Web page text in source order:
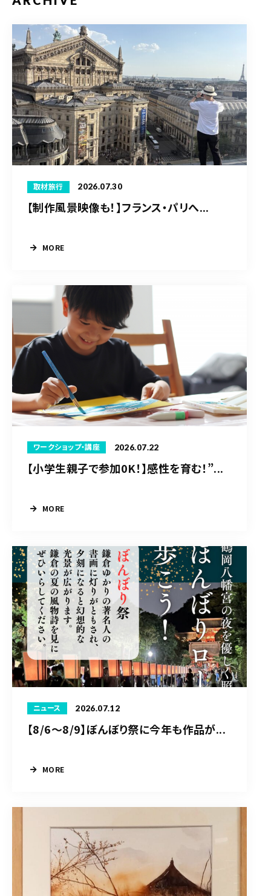
取材旅行 2026.07.30
【制作風景映像も！】フランス・パリへ...
MORE
ワークショップ・講座 2026.07.22
【小学生親子で参加0K！】感性を育む！”...
MORE
ニュース 2026.07.12
【8/6〜8/9】ぼんぼり祭に今年も作品が...
MORE